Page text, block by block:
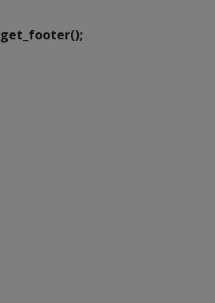
get_footer();